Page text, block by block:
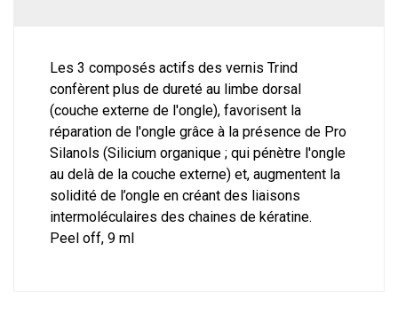
Les 3 composés actifs des vernis Trind
confèrent plus de dureté au limbe dorsal
(couche externe de l'ongle), favorisent la
réparation de l'ongle grâce à la présence de Pro
Silanols (Silicium organique ; qui pénètre l'ongle
au delà de la couche externe) et, augmentent la
solidité de l’ongle en créant des liaisons
intermoléculaires des chaines de kératine.
Peel off, 9 ml